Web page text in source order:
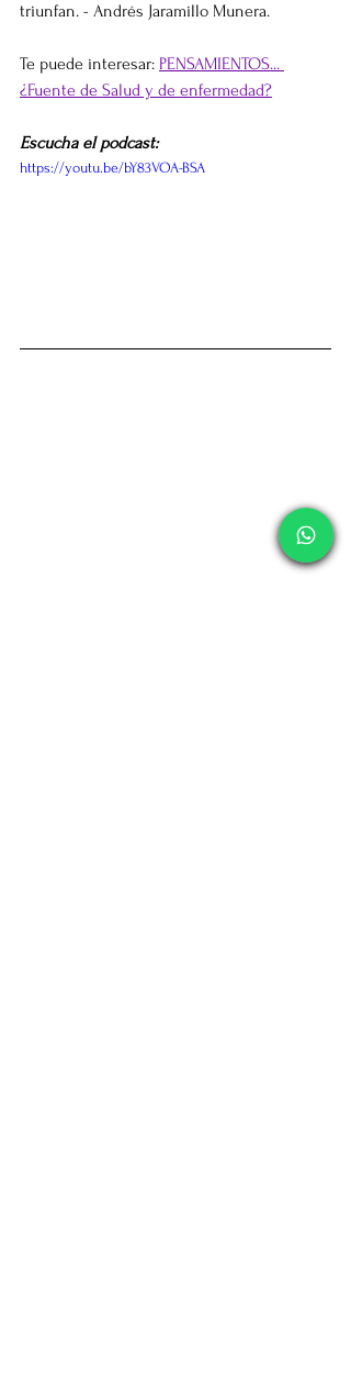
triunfan. - Andrés Jaramillo Munera.
Te puede interesar: PENSAMIENTOS...
¿Fuente de Salud y de enfermedad?
Escucha el podcast:
https://youtu.be/bY83VOA-BSA